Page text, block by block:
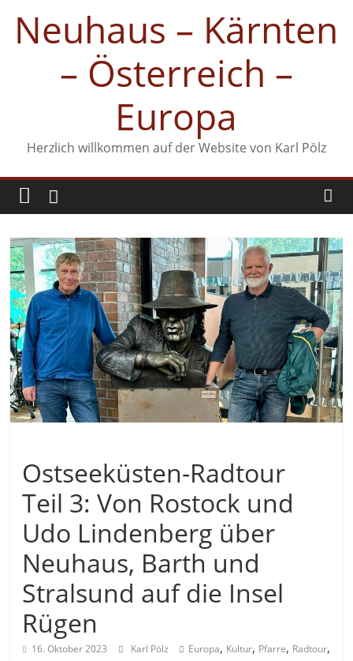
Inhalt
springen
Neuhaus – Kärnten
– Österreich –
Europa
Herzlich willkommen auf der Website von Karl Pölz
Ostseeküsten-Radtour
Teil 3: Von Rostock und
Udo Lindenberg über
Neuhaus, Barth und
Stralsund auf die Insel
Rügen
16. Oktober 2023 Karl Pölz Europa, Kultur, Pfarre, Radtour,